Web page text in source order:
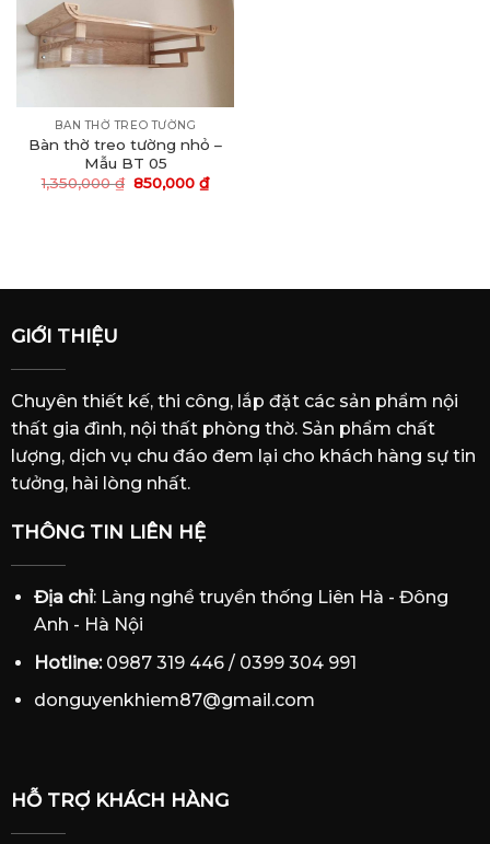
BAN THỜ TREO TƯỜNG
Bàn thờ treo tường nhỏ –
Mẫu BT 05
1,350,000₫ 850,000₫
GIỚI THIỆU
Chuyên thiết kế, thi công, lắp đặt các sản phẩm nội
thất gia đình, nội thất phòng thờ. Sản phẩm chất
lượng, dịch vụ chu đáo đem lại cho khách hàng sự tin
tưởng, hài lòng nhất.
THÔNG TIN LIÊN HỆ
Địa chỉ: Làng nghề truyền thống Liên Hà - Đông
Anh - Hà Nội
Hotline:0987 319 446 / 0399 304 991
donguyenkhiem87@gmail.com
HỖ TRỢ KHÁCH HÀNG